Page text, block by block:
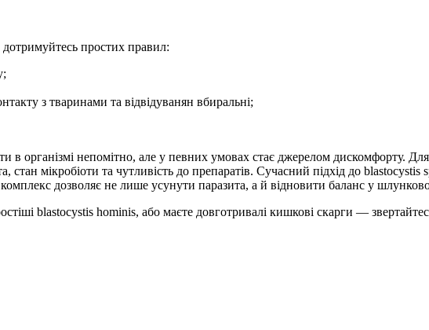
простих правил:
з тваринами та відвідуванян вбиральні;
організмі непомітно, але у певних умовах стає джерелом дискомфорту.
стан мікробіоти та чутливість до препаратів. Сучасний підхід до
комплекс дозволяє не лише усунути паразита, а й відновити баланс у
blastocystis hominis, або маєте довготривалі кишкові скарги —